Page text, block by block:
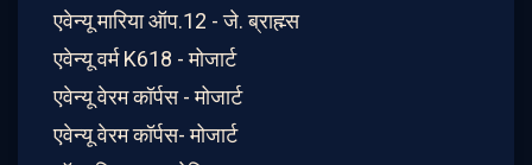
एवेन्यू मारिया ऑप.12 - जे. ब्राह्म्स
एवेन्यू वर्म K618 - मोजार्ट
एवेन्यू वेरम कॉर्पस - मोजार्ट
एवेन्यू वेरम कॉर्पस- मोजार्ट